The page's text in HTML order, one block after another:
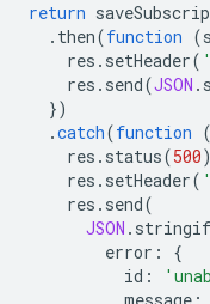
return
. then(function (
res . setHeader(
res . send(JSON .
})
.catch(function (
res . status(500
res . setHeader(
res . send(
JSON .
error :
{
id :